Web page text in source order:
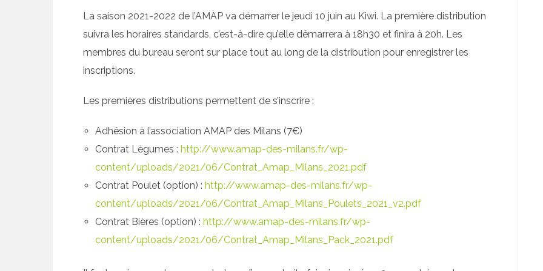
La saison 2021-2022 de l’AMAP va démarrer le jeudi 10 juin au Kiwi. La première distribution
suivra les horaires standards, c’est-à-dire qu’elle démarrera à 18h30 et finira à 20h. Les
membres du bureau seront sur place tout au long de la distribution pour enregistrer les
inscriptions.
Les premières distributions permettent de s’inscrire :
Adhésion à l’association AMAP des Milans (7€)
Contrat Légumes : http://www.amap-des-milans.fr/wp-
content/uploads/2021/06/Contrat_Amap_Milans_2021.pdf
Contrat Poulet (option) : http://www.amap-des-milans.fr/wp-
content/uploads/2021/06/Contrat_Amap_Milans_Poulets_2021_v2.pdf
Contrat Bières (option) : http://www.amap-des-milans.fr/wp-
content/uploads/2021/06/Contrat_Amap_Milans_Pack_2021.pdf